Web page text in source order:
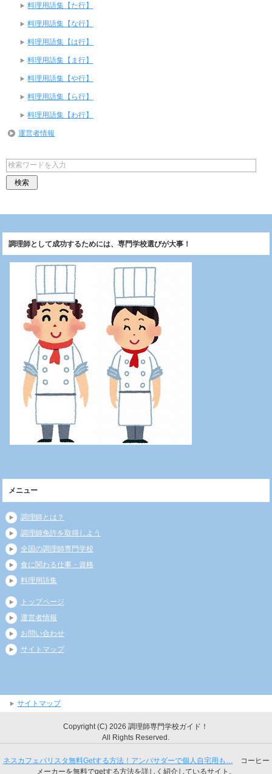
料理用語集【た行】
料理用語集【な行】
料理用語集【は行】
料理用語集【ま行】
料理用語集【や行】
料理用語集【ら行】
料理用語集【わ行】
運営者情報
調理師として成功するためには、専門学校選びが大事！
メニュー
調理師とは？
調理師免許を取得しよう
全国の調理師専門学校
食に関わる仕事・資格
料理用語集
トップページ
運営者情報
お問い合わせ
サイトマップ
サイトマップ
Copyright (C) 2026 調理師専門学校ガイド！
All Rights Reserved.
ネスカフェバリスタ無料Getする方法！アンバサダーで個人自宅用も… コーヒー
メーカーを無料でgetする方法を詳しく紹介しているサイト。